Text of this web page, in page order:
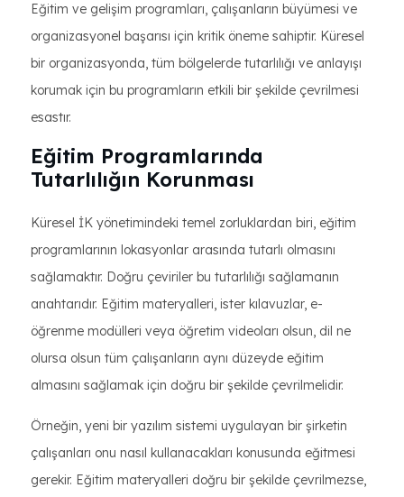
Eğitim ve gelişim programları, çalışanların büyümesi ve
organizasyonel başarısı için kritik öneme sahiptir. Küresel
bir organizasyonda, tüm bölgelerde tutarlılığı ve anlayışı
korumak için bu programların etkili bir şekilde çevrilmesi
esastır.
Eğitim Programlarında
Tutarlılığın Korunması
Küresel İK yönetimindeki temel zorluklardan biri, eğitim
programlarının lokasyonlar arasında tutarlı olmasını
sağlamaktır. Doğru çeviriler bu tutarlılığı sağlamanın
anahtarıdır. Eğitim materyalleri, ister kılavuzlar, e-
öğrenme modülleri veya öğretim videoları olsun, dil ne
olursa olsun tüm çalışanların aynı düzeyde eğitim
almasını sağlamak için doğru bir şekilde çevrilmelidir.
Örneğin, yeni bir yazılım sistemi uygulayan bir şirketin
çalışanları onu nasıl kullanacakları konusunda eğitmesi
gerekir. Eğitim materyalleri doğru bir şekilde çevrilmezse,